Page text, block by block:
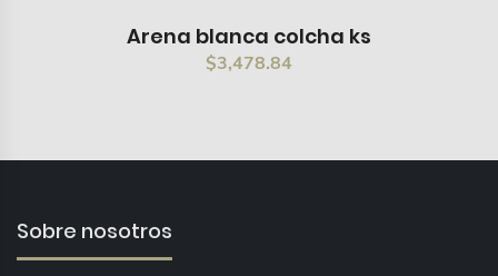
Arena blanca colcha ks
$3,478.84
Sobre nosotros